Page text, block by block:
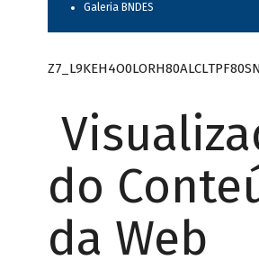
Galeria BNDES
do
da Web